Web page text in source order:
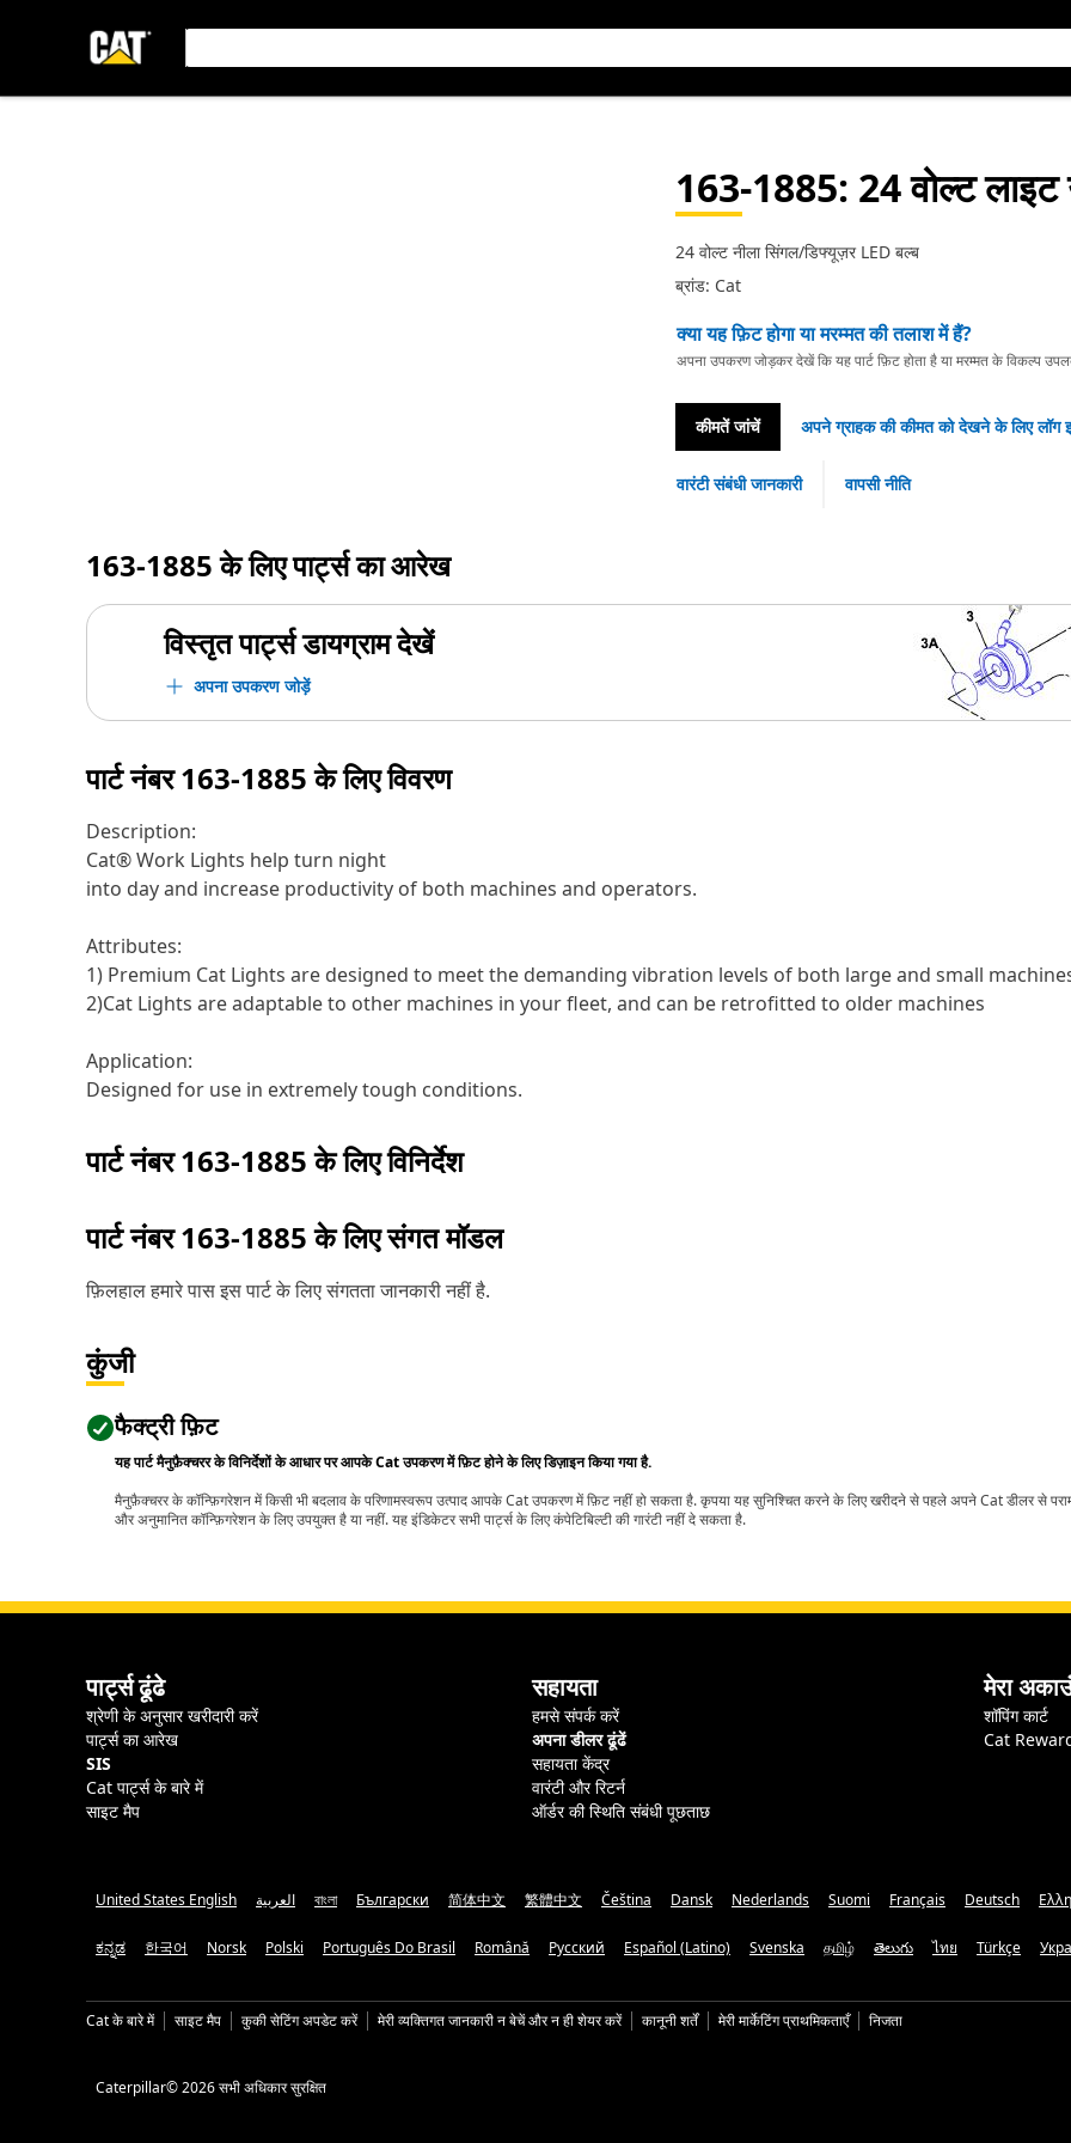
163-1885: 24 वोल्ट
24 वोल्ट नीला सिंगल/डिफ्यूज़र LED बल्ब
ब्रांड: Cat
क्या यह फ़िट होगा या मरम्मत की तलाश में हैं?
अपना उपकरण जोड़कर देखें कि यह पार्ट फ़िट होता है या मरम्मत के विकल्प
कीमतें जांचें अपने ग्राहक की कीमत को देखने के लिए लॉग
वारंटी संबंधी जानकारी वापसी नीति
163-1885के लिए पार्ट्स का आरेख
विस्तृत पार्ट्स डायग्राम देखें
अपना उपकरण जोड़ें
पार्ट नंबर163-1885के लिए विवरण
Description:
Cat® Work Lights help turn night
into day and increase productivity of both machines and operators.
Attributes:
1) Premium Cat Lights are designed to meet the demanding vibration levels of both large and small
2)Cat Lights are adaptable to other machines in your fleet, and can be retrofitted to older machines
Application:
Designed for use in extremely tough conditions.
पार्ट नंबर163-1885के लिए विनिर्देश
पार्ट नंबर163-1885के लिए संगत मॉडल
फ़िलहाल हमारे पास इस पार्ट के लिए संगतता जानकारी नहीं है.
कुंजी
फैक्ट्री फ़िट
यह पार्ट मैनुफ़ैक्चरर के विनिर्देशों के आधार पर आपके Cat उपकरण में फ़िट होने के लिए डिज़ाइन किया गया है.
मैनुफ़ैक्चरर के कॉन्फ़िगरेशन में किसी भी बदलाव के परिणामस्वरूप उत्पाद आपके Cat उपकरण में फ़िट नहीं हो सकता है. कृपया यह सुनिश्चित करने के लिए खरीदने से पहले अपने Cat डीलर से
और अनुमानित कॉन्फ़िगरेशन के लिए उपयुक्त है या नहीं. यह इंडिकेटर सभी पार्ट्स के लिए कंपेटिबिल्टी की गारंटी नहीं दे सकता है.
पार्ट्स ढूंढे
श्रेणी के अनुसार खरीदारी करें
पार्ट्स का आरेख
SIS
Cat पार्ट्स के बारे में
साइट मैप
सहायता
हमसे संपर्क करें
अपना डीलर ढूंढें
सहायता केंद्र
वारंटी और रिटर्न
ऑर्डर की स्थिति संबंधी पूछताछ
मेरा
शॉपिंग कार्ट
Cat
United States English العربية বাংলা Български 简体中文 繁體中文 Čeština Dansk Nederlands Suomi Français Deutsch
ಕನ್ನಡ 한국어 Norsk Polski Português Do Brasil Română Русский Español (Latino) Svenska தமிழ் తెలుగు ไทย Türkçe
Cat के बारे में साइट मैप कुकी सेटिंग अपडेट करें मेरी व्यक्तिगत जानकारी न बेचें और न ही शेयर करें कानूनी शर्तें मेरी मार्केटिंग प्राथमिकताएँ निजता
Caterpillar© 2026 सभी अधिकार सुरक्षित